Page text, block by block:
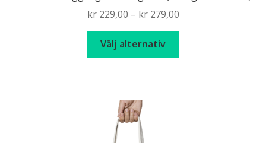
kr229,00 – kr279,00Price
range:
through
Välj alternativ